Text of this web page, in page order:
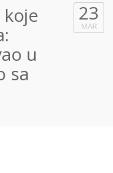
koje
u
sa
23
MAR